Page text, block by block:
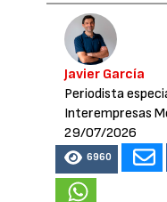
Javier García
Periodista
Interempresas
29/07/2026
6960